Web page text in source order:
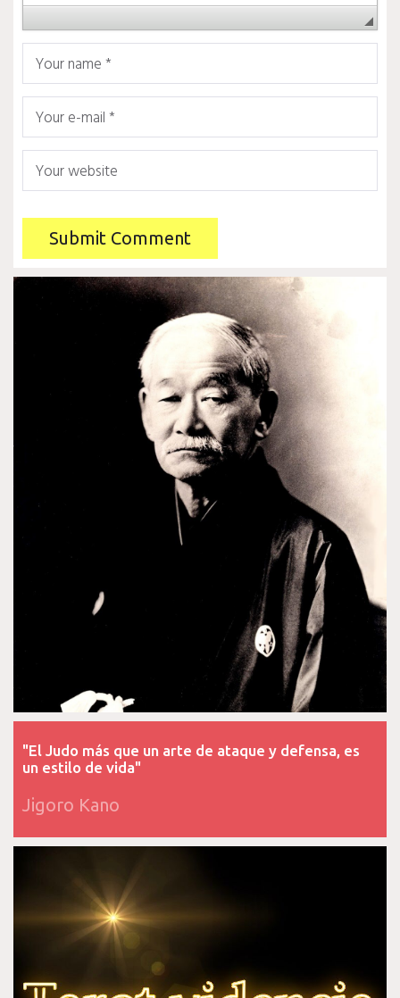
"El Judo más que un arte de ataque y defensa, es
un estilo de vida"
Jigoro Kano